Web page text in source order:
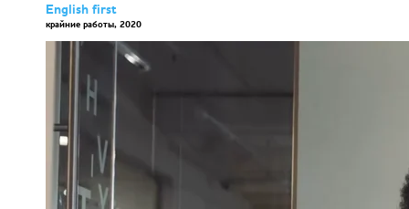
English first
крайние работы, 2020